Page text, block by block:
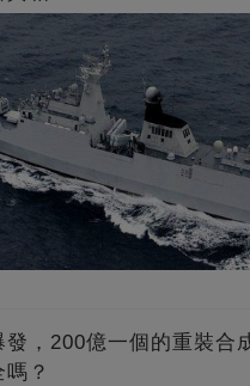
發，200億一個的重裝合
？